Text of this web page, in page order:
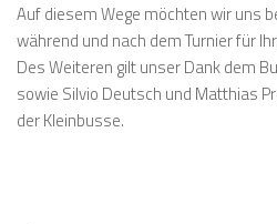
Auf diesem Wege möchten wir uns
während und nach dem Turnier für
Des Weiteren gilt unser Dank dem
sowie Silvio Deutsch und Matthias
der Kleinbusse.